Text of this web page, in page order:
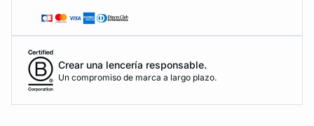
Crear una lencería responsable.
Un compromiso de marca a largo plazo.